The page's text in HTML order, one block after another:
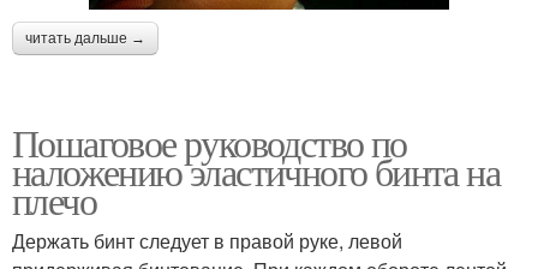
читать дальше →
Пошаговое руководство по
наложению эластичного бинта на
плечо
Держать бинт следует в правой руке, левой